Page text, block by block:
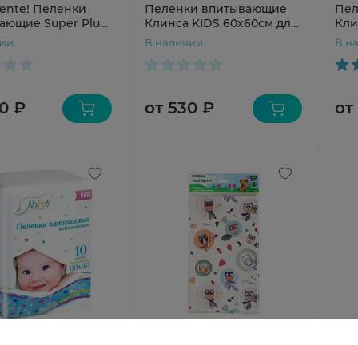
Пеленки
Super Plus
₽
Пеленки впитывающие
Клинса KIDS 60х60см для
детей N10
В наличии
от 530 ₽
В